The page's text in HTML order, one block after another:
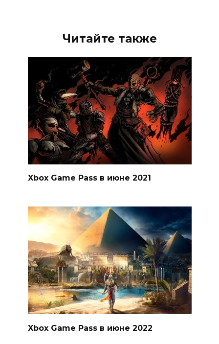
Читайте также
Xbox Game Pass в июне 2021
Xbox Game Pass в июне 2022